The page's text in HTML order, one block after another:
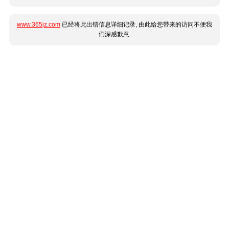
www.365jz.com 已经将此出错信息详细记录, 由此给您带来的访问不便我
们深感歉意.